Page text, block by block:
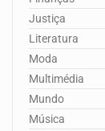
Justiça
Literatura
Moda
Multimédia
Mundo
Música